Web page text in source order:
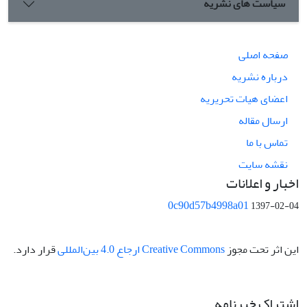
صفحه اصلی
درباره نشریه
اعضای هیات تحریریه
ارسال مقاله
تماس با ما
نقشه سایت
اخبار و اعلانات
0c90d57b4998a011397-02-04
این اثر تحت مجوز Creative Commons ارجاع 4.0 بین‌المللی قرار دارد.